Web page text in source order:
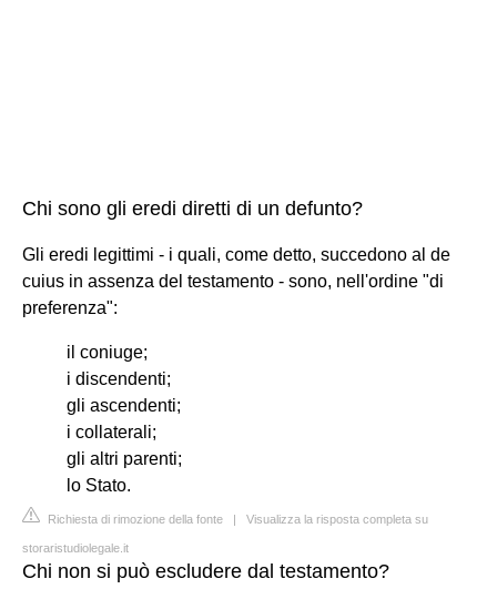
Chi sono gli eredi diretti di un defunto?
Gli eredi legittimi - i quali, come detto, succedono al de
cuius in assenza del testamento - sono, nell'ordine "di
preferenza":
il coniuge;
i discendenti;
gli ascendenti;
i collaterali;
gli altri parenti;
lo Stato.
Richiesta di rimozione della fonte | Visualizza la risposta completa su
storaristudiolegale.it
Chi non si può escludere dal testamento?